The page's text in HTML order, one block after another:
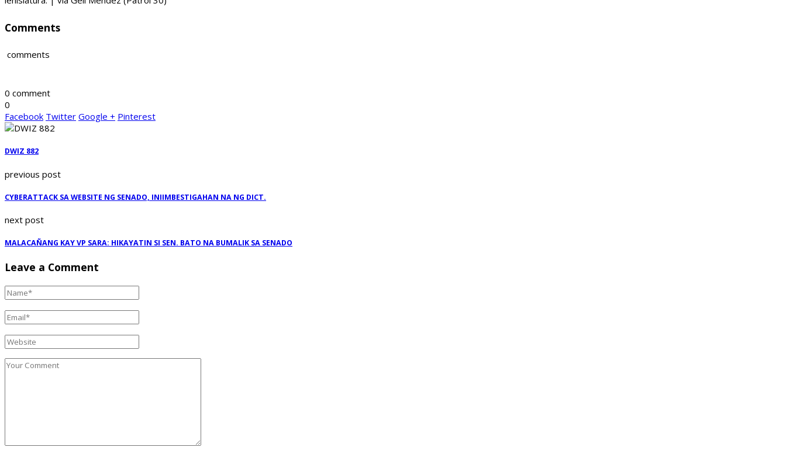
Comments
comments
0 comment
0
Facebook Twitter Google + Pinterest
DWIZ 882
previous post
CYBERATTACK SA WEBSITE NG SENADO, INIIMBESTIGAHAN NA NG DICT.
next post
MALACAÑANG KAY VP SARA: HIKAYATIN SI SEN. BATO NA BUMALIK SA SENADO
Leave a Comment